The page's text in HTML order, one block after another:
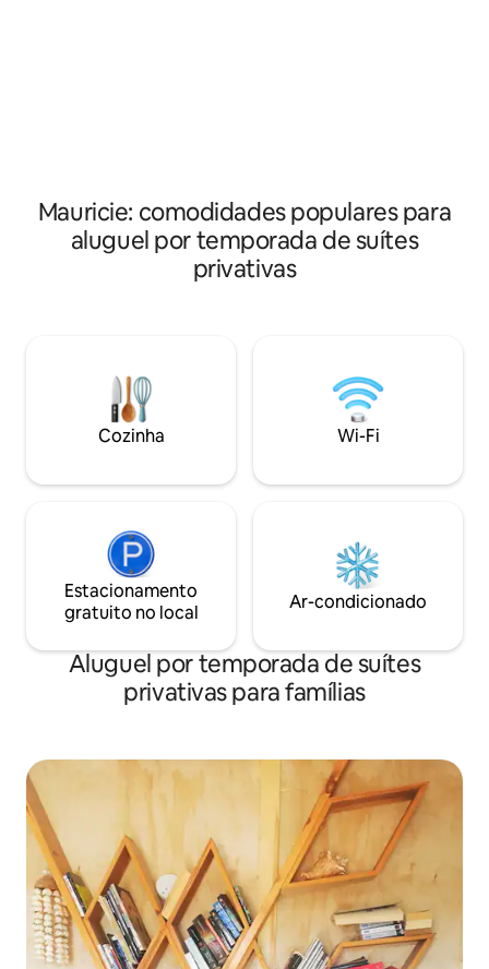
Mauricie: comodidades populares para
aluguel por temporada de suítes
privativas
Cozinha Wi-Fi
Estacionamento
gratuito no local
Ar-condicionado
Aluguel por temporada de suítes
privativas para famílias